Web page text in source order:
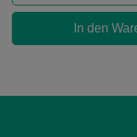
In den